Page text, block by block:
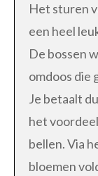
Het sturen
een heel
De bossen
omdoos die
Je betaalt
het
bellen. Via
bloemen